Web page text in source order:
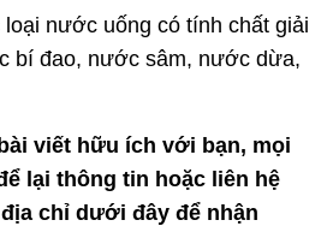
loại nước uống có tính chất giải
bí đao, nước sâm, nước dừa,
viết hữu ích với bạn, mọi
lại thông tin hoặc liên hệ
chỉ dưới đây để nhận